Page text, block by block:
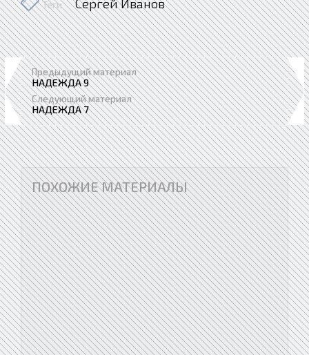
Теги
Предыдущий материал
НАДЕЖДА 9
Следующий материал
НАДЕЖДА 7
ПОХОЖИЕ МАТЕРИАЛЫ